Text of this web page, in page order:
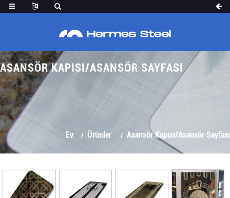
ASANSÖR KAPISI/ASANSÖR SAYFASI
Ev Ürünler Asansör Kapısı/Asansör Sayfası